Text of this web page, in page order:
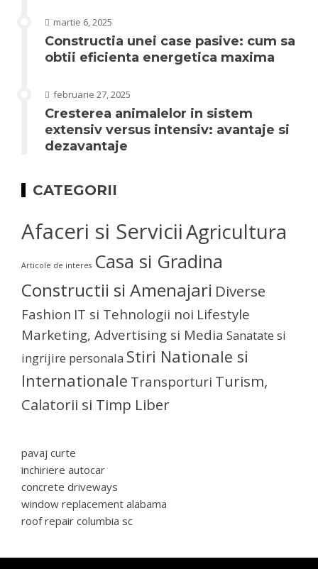
martie 6, 2025
Constructia unei case pasive: cum sa
obtii eficienta energetica maxima
februarie 27, 2025
Cresterea animalelor in sistem
extensiv versus intensiv: avantaje si
dezavantaje
CATEGORII
Afaceri si ServiciiAgricultura
Articole de interes Casa si Gradina
Constructii si Amenajari Diverse
Fashion IT si Tehnologii noi Lifestyle
Marketing, Advertising si Media Sanatate si
ingrijire personala Stiri Nationale si
Internationale Transporturi Turism,
Calatorii si Timp Liber
pavaj curte
inchiriere autocar
concrete driveways
window replacement alabama
roof repair columbia sc